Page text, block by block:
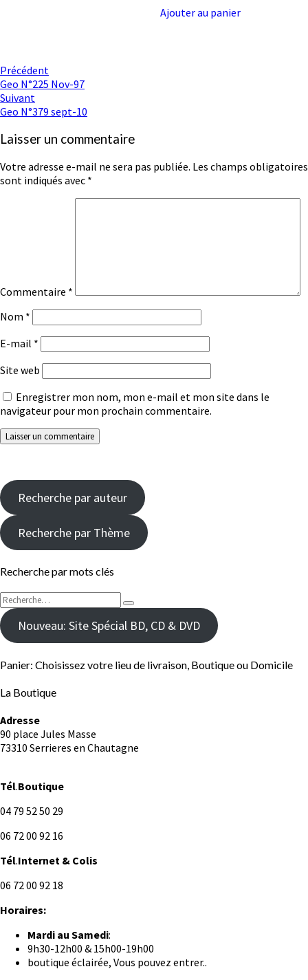
Ajouter au panier
Navigation
d'article
Précédent
Geo N°225 Nov-97
Suivant
Geo N°379 sept-10
Laisser un commentaire
Votre adresse e-mail ne sera pas publiée. Les champs obligatoires
sont indiqués avec *
Commentaire *
Nom *
E-mail *
Site web
Enregistrer mon nom, mon e-mail et mon site dans le
navigateur pour mon prochain commentaire.
Recherche par auteur
Recherche par Thème
Recherche par mots clés
Rechercher :
Recherche
Nouveau: Site Spécial BD, CD & DVD
Panier: Choisissez votre lieu de livraison, Boutique ou Domicile
La Boutique
Adresse
90 place Jules Masse
73310 Serrieres en Chautagne
Tél.Boutique
04 79 52 50 29
06 72 00 92 16
Tél.Internet & Colis
06 72 00 92 18
Horaires:
Mardi au Samedi:
9h30-12h00 & 15h00-19h00
boutique éclairée, Vous pouvez entrer..